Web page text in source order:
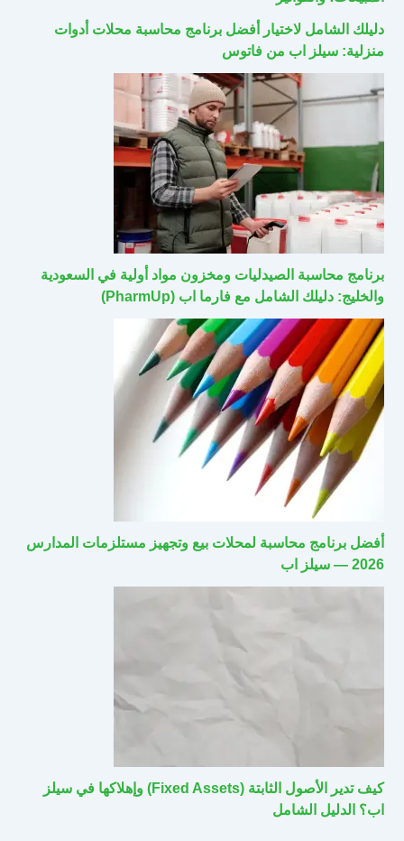
دليلك الشامل لاختيار أفضل برنامج محاسبة محلات أدوات
منزلية: سيلز اب من فاتوس
برنامج محاسبة الصيدليات ومخزون مواد أولية في السعودية
والخليج: دليلك الشامل مع فارما اب (PharmUp)
أفضل برنامج محاسبة لمحلات بيع وتجهيز مستلزمات المدارس
2026 — سيلز اب
كيف تدير الأصول الثابتة (Fixed Assets) وإهلاكها في سيلز
اب؟ الدليل الشامل